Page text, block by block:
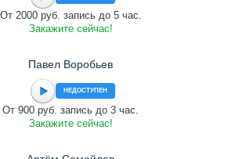
От 2000 руб. запись до 5 час.
Закажите сейчас!
Павел Воробьев
НЕДОСТУПЕН
От 900 руб. запись до 3 час.
Закажите сейчас!